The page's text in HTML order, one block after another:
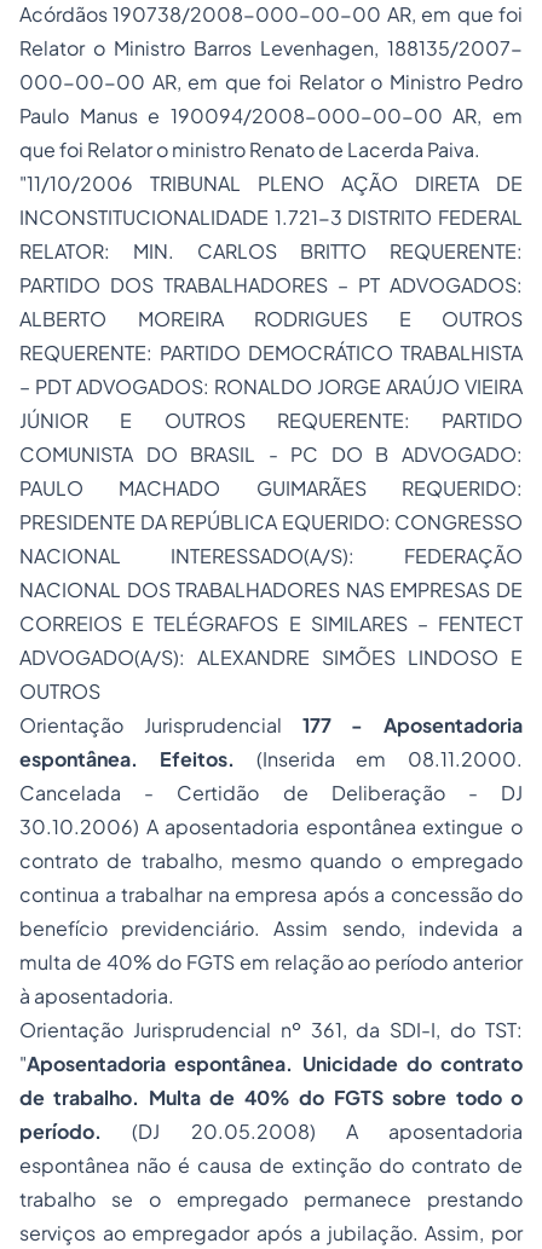
Acórdãos 190738/2008-000-00-00 AR, em que foi
Relator o Ministro Barros Levenhagen, 188135/2007-
000-00-00 AR, em que foi Relator o Ministro Pedro
Paulo Manus e 190094/2008-000-00-00 AR, em
que foi Relator o ministro Renato de Lacerda Paiva.
"11/10/2006 TRIBUNAL PLENO AÇÃO DIRETA DE
INCONSTITUCIONALIDADE 1.721-3 DISTRITO FEDERAL
RELATOR: MIN. CARLOS BRITTO REQUERENTE:
PARTIDO DOS TRABALHADORES – PT ADVOGADOS:
ALBERTO MOREIRA RODRIGUES E OUTROS
REQUERENTE: PARTIDO DEMOCRÁTICO TRABALHISTA
– PDT ADVOGADOS: RONALDO JORGE ARAÚJO VIEIRA
JÚNIOR E OUTROS REQUERENTE: PARTIDO
COMUNISTA DO BRASIL - PC DO B ADVOGADO:
PAULO MACHADO GUIMARÃES REQUERIDO:
PRESIDENTE DA REPÚBLICA EQUERIDO: CONGRESSO
NACIONAL INTERESSADO(A/S): FEDERAÇÃO
NACIONAL DOS TRABALHADORES NAS EMPRESAS DE
CORREIOS E TELÉGRAFOS E SIMILARES – FENTECT
ADVOGADO(A/S): ALEXANDRE SIMÕES LINDOSO E
OUTROS
Orientação Jurisprudencial 177 - Aposentadoria
espontânea. Efeitos. (Inserida em 08.11.2000.
Cancelada - Certidão de Deliberação - DJ
30.10.2006) A aposentadoria espontânea extingue o
contrato de trabalho, mesmo quando o empregado
continua a trabalhar na empresa após a concessão do
benefício previdenciário. Assim sendo, indevida a
multa de 40% do FGTS em relação ao período anterior
à aposentadoria.
Orientação Jurisprudencial nº 361, da SDI-I, do TST:
"Aposentadoria espontânea. Unicidade do contrato
de trabalho. Multa de 40% do FGTS sobre todo o
período. (DJ 20.05.2008) A aposentadoria
espontânea não é causa de extinção do contrato de
trabalho se o empregado permanece prestando
serviços ao empregador após a jubilação. Assim, por